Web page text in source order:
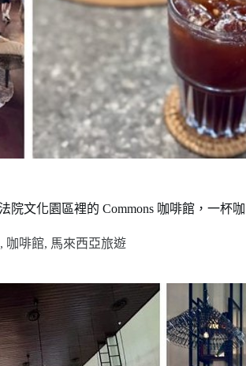
院文化園區裡的 Commons 咖啡館，一杯
, 咖啡館, 馬來西亞旅遊